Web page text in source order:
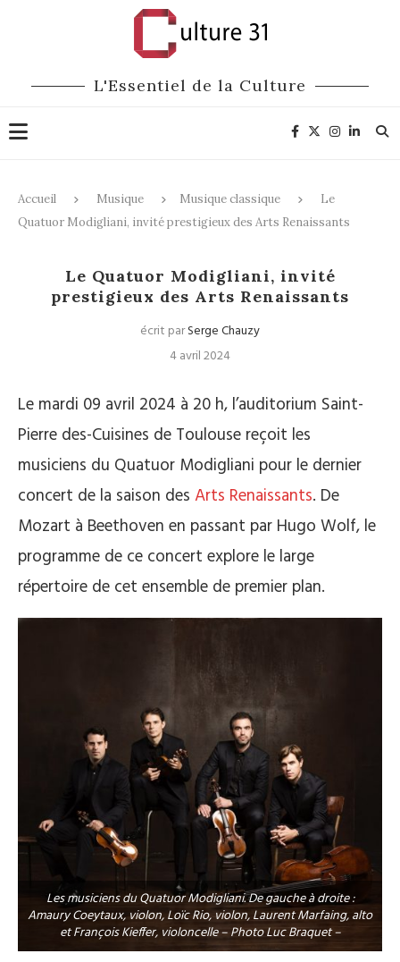
L'Essentiel de la Culture
Accueil Musique Musique classique
Le
Quatuor Modigliani, invité prestigieux des Arts Renaissants
Le Quatuor Modigliani, invité
prestigieux des Arts Renaissants
écrit parSerge Chauzy
4 avril 2024
Le mardi 09 avril 2024 à 20 h, l’auditorium Saint-
Pierre des-Cuisines de Toulouse reçoit les
musiciens du Quatuor Modigliani pour le dernier
concert de la saison des Arts Renaissants. De
Mozart à Beethoven en passant par Hugo Wolf, le
programme de ce concert explore le large
répertoire de cet ensemble de premier plan.
Les musiciens du Quatuor Modigliani. De gauche à droite :
Amaury Coeytaux, violon, Loïc Rio, violon, Laurent Marfaing, alto
et François Kieffer, violoncelle – Photo Luc Braquet –